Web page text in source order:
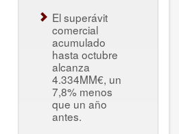
El superávit
comercial
acumulado
hasta octubre
alcanza
4.334MM€, un
7,8% menos
que un año
antes.